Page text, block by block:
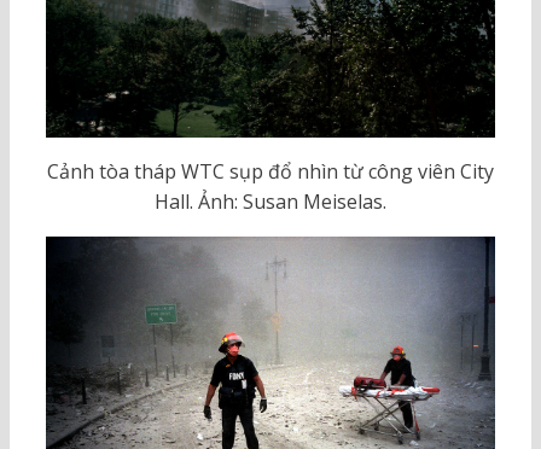
Cảnh tòa tháp WTC sụp đổ nhìn từ công viên City
Hall. Ảnh: Susan Meiselas.